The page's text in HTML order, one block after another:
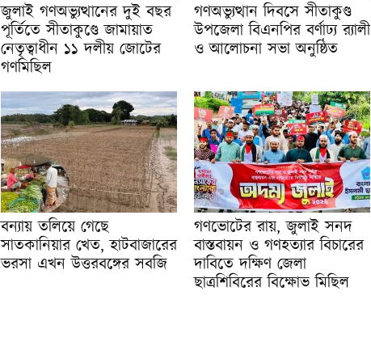
জুলাই গণঅভ্যুত্থানের দুই বছর
পূর্তিতে সীতাকুণ্ডে জামায়াত
নেতৃত্বাধীন ১১ দলীয় জোটের
গণমিছিল
গণঅভ্যুত্থান দিবসে সীতাকুণ্ড
উপজেলা বিএনপির বর্ণাঢ্য র‍্যালী
ও আলোচনা সভা অনুষ্ঠিত
বন্যায় তলিয়ে গেছে
সাতকানিয়ার খেত, হাটবাজারের
ভরসা এখন উত্তরবঙ্গের সবজি
গণভোটের রায়, জুলাই সনদ
বাস্তবায়ন ও গণহত্যার বিচারের
দাবিতে দক্ষিণ জেলা
ছাত্রশিবিরের বিক্ষোভ মিছিল